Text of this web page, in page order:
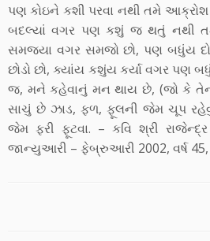
પણ કોઇને કશી પરવા નથી તમે
બદલ્યાં વગર પણ કશું જ થતું નથી
સમજ્યા વગર સમજો છો, પણ બધુંય
છોડો છો, ક્યાંય કશુંય કર્યા વગર પણ
જ, મને કહેવાનું મન થાય છે, (જો કે
સાચું છે ઝાડ, ફળ, ફૂલની જેમ ચૂપ
જેમ ફરી ફૂટવા. – કવિ શ્રી
જાન્યુઆરી – ફેબ્રુઆરી 2002, વર્ષ 45,